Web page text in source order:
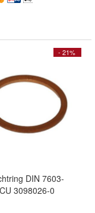
- 21%
DIN 7603-
3098026-0